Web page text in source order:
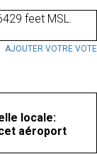
feet MSL.
AJOUTER VOTRE VOTE
locale:
aéroport